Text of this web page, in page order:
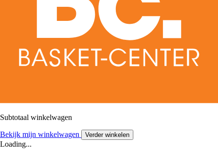
Subtotaal winkelwagen
Bekijk mijn winkelwagen Verder winkelen
Loading...